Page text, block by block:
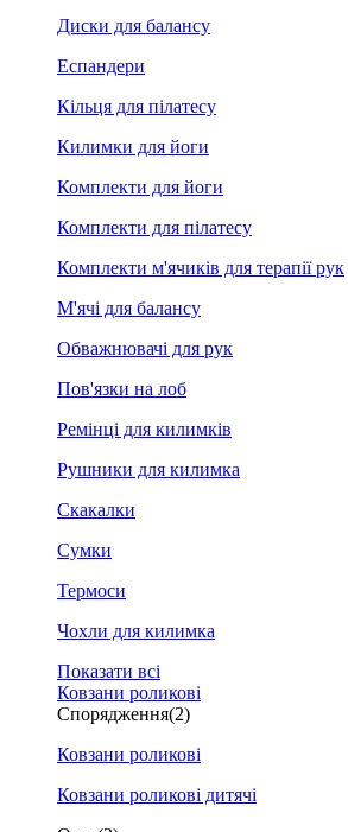
Диски для балансу
Еспандери
Кільця для пілатесу
Килимки для йоги
Комплекти для йоги
Комплекти для пілатесу
Комплекти м'ячиків для терапії рук
М'ячі для балансу
Обважнювачі для рук
Пов'язки на лоб
Ремінці для килимків
Рушники для килимка
Скакалки
Сумки
Термоси
Чохли для килимка
Показати всі
Ковзани роликові
Спорядження(2)
Ковзани роликові
Ковзани роликові дитячі